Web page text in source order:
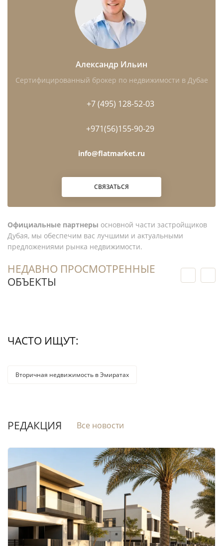
Александр Ильин
Сертифицированный брокер по недвижимости в Дубае
+7 (495) 128-52-03
+971(56)155-90-29
info@flatmarket.ru
СВЯЗАТЬСЯ
Официальные партнеры основной части застройщиков
Дубая, мы обеспечим вас лучшими и актуальными
предложениями рынка недвижимости.
НЕДАВНО ПРОСМОТРЕННЫЕ
ОБЪЕКТЫ
ЧАСТО ИЩУТ:
Вторичная недвижимость в Эмиратах
РЕДАКЦИЯ Все новости